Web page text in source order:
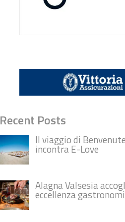
Recent Posts
Il viaggio di
incontra E-Love
Alagna Valsesia
eccellenza